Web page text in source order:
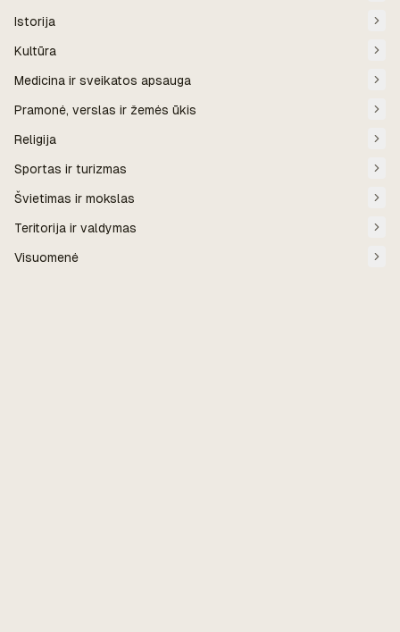
Istorija
Kultūra
Medicina ir sveikatos apsauga
Pramonė, verslas ir žemės ūkis
Religija
Sportas ir turizmas
Švietimas ir mokslas
Teritorija ir valdymas
Visuomenė